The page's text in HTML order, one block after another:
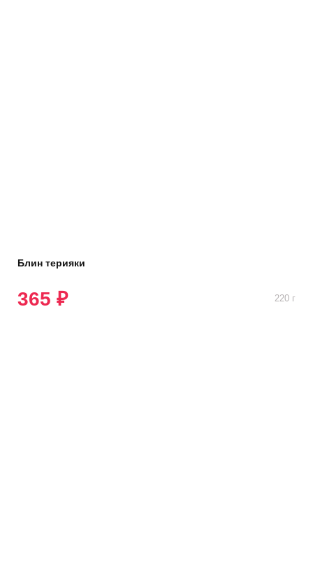
Блин терияки
365 ₽ 220 г